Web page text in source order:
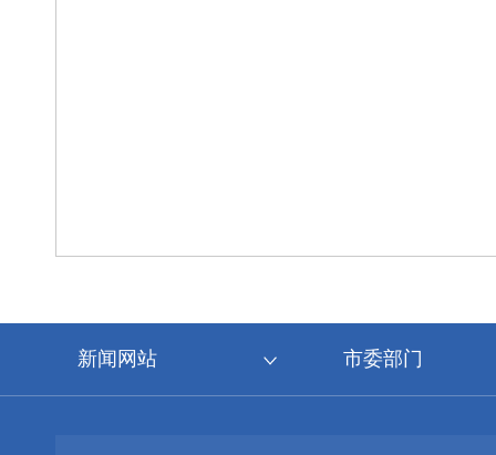
新闻网站 市委部门